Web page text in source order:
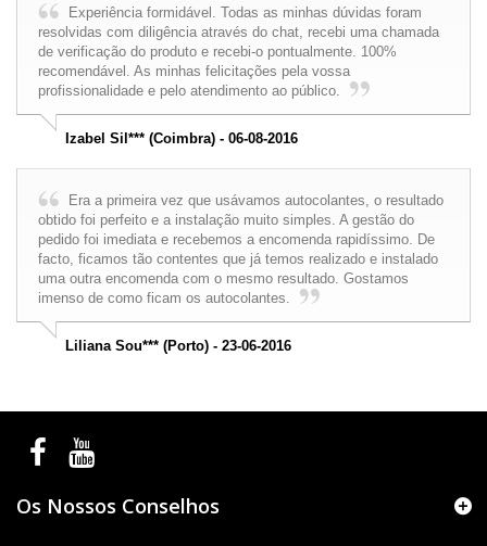
Experiência formidável. Todas as minhas dúvidas foram
resolvidas com diligência através do chat, recebi uma chamada
de verificação do produto e recebi-o pontualmente. 100%
recomendável. As minhas felicitações pela vossa
profissionalidade e pelo atendimento ao público.
Izabel Sil*** (Coimbra) - 06-08-2016
Era a primeira vez que usávamos autocolantes, o resultado
obtido foi perfeito e a instalação muito simples. A gestão do
pedido foi imediata e recebemos a encomenda rapidíssimo. De
facto, ficamos tão contentes que já temos realizado e instalado
uma outra encomenda com o mesmo resultado. Gostamos
imenso de como ficam os autocolantes.
Liliana Sou*** (Porto) - 23-06-2016
Os Nossos Conselhos